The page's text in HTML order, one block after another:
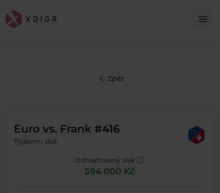
menu
keyboard_arrow_left Zpět
Euro vs. Frank #416
Týdenní slot
Odhadovaný zisk
594 000 Kč